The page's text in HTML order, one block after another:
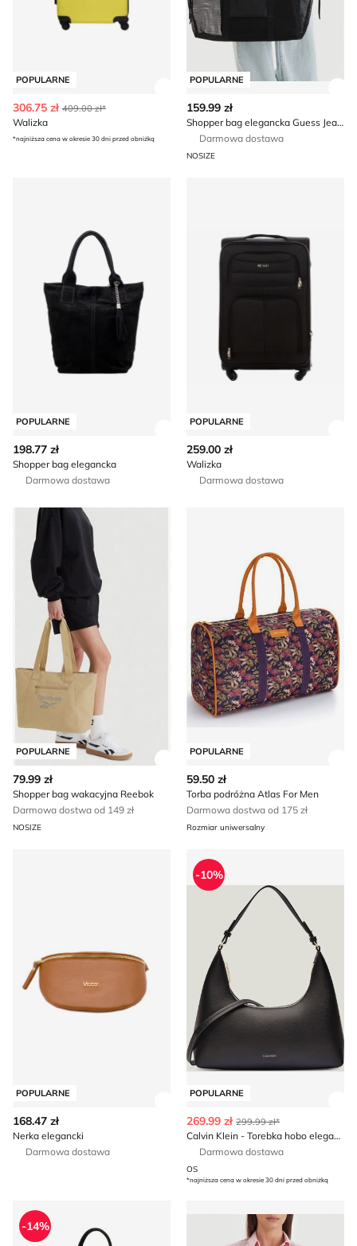
POPULARNE
306.75 zł 409.00 zł*
Walizka
*najniższa cena w okresie 30 dni przed obniżką
POPULARNE
159.99 zł
Shopper bag elegancka Guess Jeans
Darmowa dostawa
NOSIZE
POPULARNE
198.77 zł
Shopper bag elegancka
Darmowa dostawa
POPULARNE
259.00 zł
Walizka
Darmowa dostawa
Shopper bag wakacyjna Reebok
POPULARNE
79.99 zł
Shopper bag wakacyjna Reebok
Darmowa dostwa od 149 zł
NOSIZE
POPULARNE
59.50 zł
Torba podróżna Atlas For Men
Darmowa dostwa od 175 zł
Rozmiar uniwersalny
POPULARNE
168.47 zł
Nerka elegancki
Darmowa dostawa
Calvin Klein - Torebka hobo
POPULARNE
-10%
269.99 zł 299.99 zł*
Calvin Klein - Torebka hobo elegancki
Darmowa dostawa
OS
*najniższa cena w okresie 30 dni przed obniżką
Shopper bag Michael Kors
-14%